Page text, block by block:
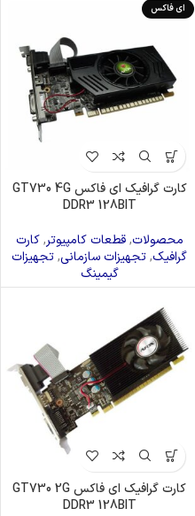
ای فاکس
کارت گرافیک ای فاکس GT730 4G
DDR3 128BIT
محصولات,قطعات کامپیوتر,کارت
گرافیک,تجهیزات سازمانی,تجهیزات
گیمینگ
کارت گرافیک ای فاکس GT730 2G
DDR3 128BIT